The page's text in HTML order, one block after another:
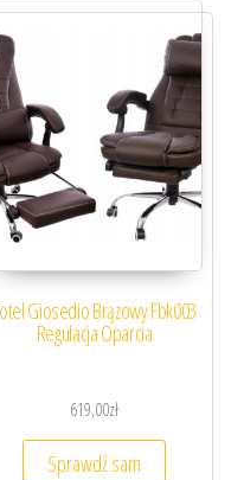
Giosedio Brązowy Fbk003
Regulacja Oparcia
619,00zł
Sprawdź sam